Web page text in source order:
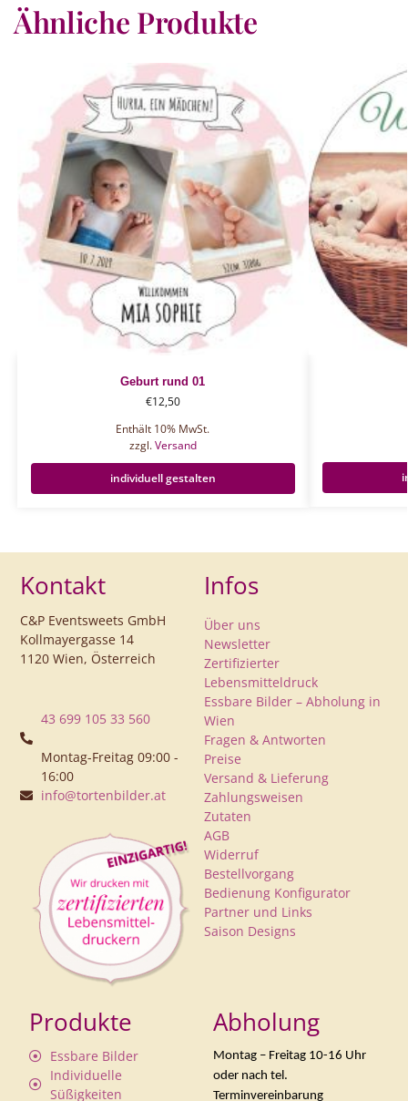
Ähnliche Produkte
Geburt rund 01
€12,50
Enthält 10% MwSt.
zzgl.Versand
individuell gestalten
Kontakt
C&P Eventsweets GmbH
Kollmayergasse 14
1120 Wien, Österreich
43 699 105 33 560
Montag-Freitag 09:00 -
16:00
info@tortenbilder.at
Infos
Über uns
Newsletter
Zertifizierter
Lebensmitteldruck
Essbare Bilder – Abholung in
Wien
Fragen & Antworten
Preise
Versand & Lieferung
Zahlungsweisen
Zutaten
AGB
Widerruf
Bestellvorgang
Bedienung Konfigurator
Partner und Links
Saison Designs
Produkte
Essbare Bilder
Individuelle
Süßigkeiten
Abholung
Montag – Freitag 10-16 Uhr
oder nach tel.
Terminvereinbarung